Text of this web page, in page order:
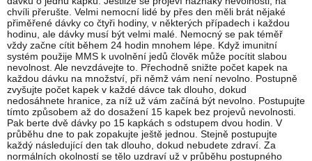
chvíli přerušte. Velmi nemocní lidé by přes den měli brát nějaké
přiměřené dávky co čtyři hodiny, v některých případech i každou
hodinu, ale dávky musí být velmi malé. Nemocný se pak téměř
vždy začne cítit během 24 hodin mnohem lépe. Když imunitní
systém použije MMS k uvolnění jedů člověk může pocítit slabou
nevolnost. Ale nevzdávejte to. Přechodně snižte počet kapek na
každou dávku na množství, při němž vám není nevolno. Postupně
zvyšujte počet kapek v každé dávce tak dlouho, dokud
nedosáhnete hranice, za níž už vám začíná být nevolno. Postupujte
tímto způsobem až do dosažení 15 kapek bez projevů nevolnosti.
Pak berte dvě dávky po 15 kapkách s odstupem dvou hodin. V
průběhu dne to pak zopakujte ještě jednou. Stejně postupujte
každý následující den tak dlouho, dokud nebudete zdraví. Za
normálních okolností se tělo uzdraví už v průběhu postupného